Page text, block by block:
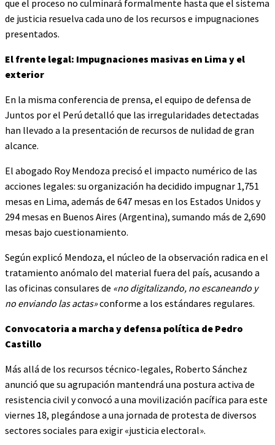
que el proceso no culminará formalmente hasta que el sistema
de justicia resuelva cada uno de los recursos e impugnaciones
presentados.
El frente legal: Impugnaciones masivas en Lima y el
exterior
En la misma conferencia de prensa, el equipo de defensa de
Juntos por el Perú detalló que las irregularidades detectadas
han llevado a la presentación de recursos de nulidad de gran
alcance.
El abogado Roy Mendoza precisó el impacto numérico de las
acciones legales: su organización ha decidido impugnar 1,751
mesas en Lima, además de 647 mesas en los Estados Unidos y
294 mesas en Buenos Aires (Argentina), sumando más de 2,690
mesas bajo cuestionamiento.
Según explicó Mendoza, el núcleo de la observación radica en el
tratamiento anómalo del material fuera del país, acusando a
las oficinas consulares de «no digitalizando, no escaneando y
no enviando las actas»conforme a los estándares regulares.
Convocatoria a marcha y defensa política de Pedro
Castillo
Más allá de los recursos técnico-legales, Roberto Sánchez
anunció que su agrupación mantendrá una postura activa de
resistencia civil y convocó a una movilización pacífica para este
viernes 18, plegándose a una jornada de protesta de diversos
sectores sociales para exigir «justicia electoral».